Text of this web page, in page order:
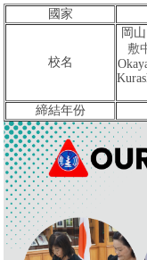
國家
校名
岡
敷
締結年份